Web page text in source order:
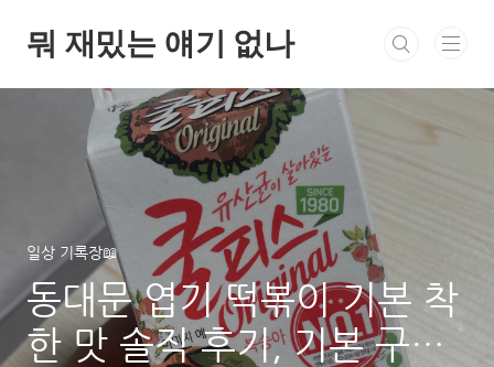
뭐 재밌는 얘기 없나
일상 기록장📖
동대문 엽기 떡볶이 기본 착
한 맛 솔직 후기, 기본 구성